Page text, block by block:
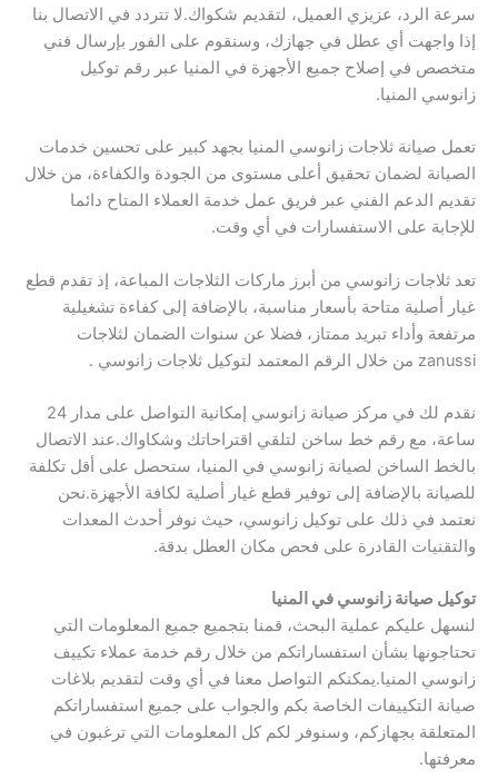
سرعة الرد، عزيزي العميل، لتقديم شكواك.لا تتردد في الاتصال بنا
إذا واجهت أي عطل في جهازك، وسنقوم على الفور بإرسال فني
متخصص في إصلاح جميع الأجهزة في المنيا عبر رقم توكيل
زانوسي المنيا.
تعمل صيانة ثلاجات زانوسي المنيا بجهد كبير على تحسين خدمات
الصيانة لضمان تحقيق أعلى مستوى من الجودة والكفاءة، من خلال
تقديم الدعم الفني عبر فريق عمل خدمة العملاء المتاح دائما
للإجابة على الاستفسارات في أي وقت.
تعد ثلاجات زانوسي من أبرز ماركات الثلاجات المباعة، إذ تقدم قطع
غيار أصلية متاحة بأسعار مناسبة، بالإضافة إلى كفاءة تشغيلية
مرتفعة وأداء تبريد ممتاز، فضلا عن سنوات الضمان لثلاجات
zanussi من خلال الرقم المعتمد لتوكيل ثلاجات زانوسي .
نقدم لك في مركز صيانة زانوسي إمكانية التواصل على مدار 24
ساعة، مع رقم خط ساخن لتلقي اقتراحاتك وشكاواك.عند الاتصال
بالخط الساخن لصيانة زانوسي في المنيا، ستحصل على أقل تكلفة
للصيانة بالإضافة إلى توفير قطع غيار أصلية لكافة الأجهزة.نحن
نعتمد في ذلك على توكيل زانوسي، حيث نوفر أحدث المعدات
والتقنيات القادرة على فحص مكان العطل بدقة.
توكيل صيانة زانوسي في المنيا
لنسهل عليكم عملية البحث، قمنا بتجميع جميع المعلومات التي
تحتاجونها بشأن استفساراتكم من خلال رقم خدمة عملاء تكييف
زانوسي المنيا.يمكنكم التواصل معنا في أي وقت لتقديم بلاغات
صيانة التكييفات الخاصة بكم والجواب على جميع استفساراتكم
المتعلقة بجهازكم، وسنوفر لكم كل المعلومات التي ترغبون في
معرفتها.